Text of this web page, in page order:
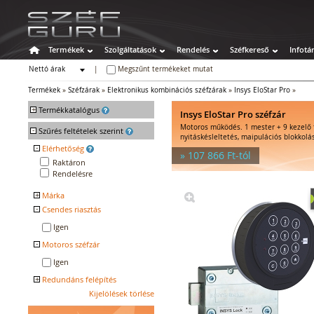
Termékek Szolgáltatások Rendelés Széfkereső Infotár
Nettó árak
Megszűnt termékeket mutat
Termékek » Széfzárak » Elektronikus kombinációs széfzárak » Insys EloStar Pro »
+ Termékkatalógus
Széfek
Értékszéfek
Tűzálló széfek
Speciális széfek
Hotelszéfek
Egyéb tárolók
Kiegészítők széfhez
Széfzárak
Kulcsos széfzárak
széfzárak
Elektronikus kombinációs
- Szűrés feltételek szerint
- Elérhetőség
Raktáron
Rendelésre
+ Márka
INSYS LOCKS
- Csendes riasztás
Igen
- Motoros széfzár
Igen
+ Redundáns felépítés
Kijelölések törlése
Insys EloStar Pro széfzár
Motoros működés. 1 mester + 9 kezelő
nyitáskésleltetés, maipulációs
» 107 866 Ft-tól